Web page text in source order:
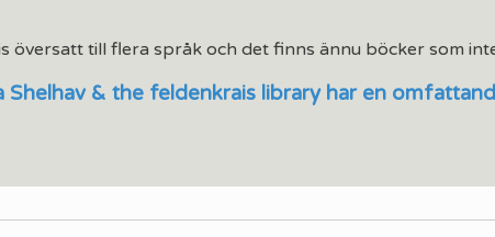
översatt till flera språk och det finns ännu böcker som
Shelhav & the feldenkrais library haren